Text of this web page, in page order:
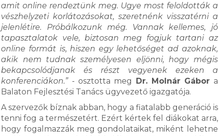
amit online rendeztünk meg. Ugye most feloldották a
vészhelyzeti korlátozásokat, szeretnénk visszatérni a
jelenlétire. Próbálkozunk még. Vannak kellemes, jó
tapasztalatok vele, biztosan meg fogjuk tartani az
online formát is, hiszen egy lehetőséget ad azoknak,
akik nem tudnak személyesen eljönni, hogy mégis
bekapcsolódjanak és részt vegyenek ezeken a
konferenciákon.”- osztotta meg Dr. Molnár Gábor a
Balaton Fejlesztési Tanács ügyvezető igazgatója.
A szervezők bíznak abban, hogy a fiatalabb generáció is
tenni fog a természetért. Ezért kértek fel diákokat arra,
hogy fogalmazzák meg gondolataikat, miként lehetne